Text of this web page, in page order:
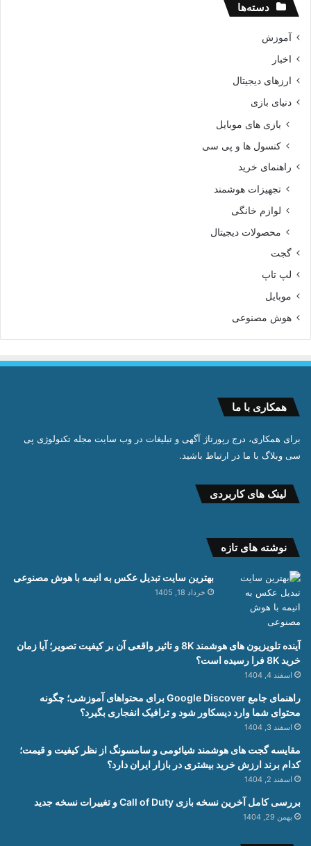
دسته‌ها
آموزش
اخبار
ارزهای دیجیتال
دنیای بازی
بازی های موبایل
کنسول ها و پی سی
راهنمای خرید
تجهیزات هوشمند
لوازم خانگی
محصولات دیجیتال
گجت
لپ تاپ
موبایل
هوش مصنوعی
همکاری با ما
برای همکاری، درج رپورتاژ آگهی و تبلیغات در وب سایت مجله تکنولوژی پی
سی وبلاگ با ما در ارتباط باشید.
لینک های کاربردی
نوشته های تازه
بهترین سایت تبدیل عکس به انیمه با هوش مصنوعی
خرداد 18, 1405
آینده تلویزیون های هوشمند 8K و تاثیر واقعی آن بر کیفیت تصویر؛ آیا زمان
خرید 8K فرا رسیده است؟
اسفند 4, 1404
راهنمای جامع Google Discover برای محتواهای آموزشی؛ چگونه
محتوای شما وارد دیسکاور شود و ترافیک انفجاری بگیرد؟
اسفند 3, 1404
مقایسه گجت های هوشمند شیائومی و سامسونگ از نظر کیفیت و قیمت؛
کدام برند ارزش خرید بیشتری در بازار ایران دارد؟
اسفند 2, 1404
بررسی کامل آخرین نسخه بازی Call of Duty و تغییرات نسخه جدید
بهمن 29, 1404